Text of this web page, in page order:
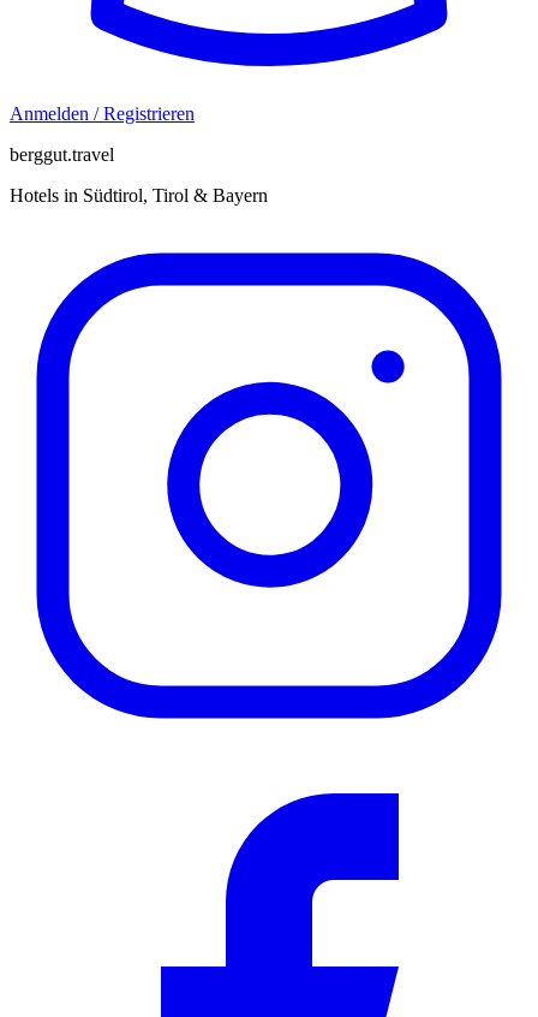
Anmelden / Registrieren
berggut.travel
Hotels in Südtirol, Tirol & Bayern